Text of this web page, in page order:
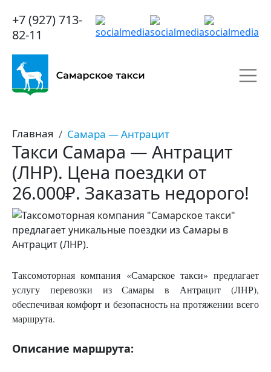
+7 (927) 713-
82-11
Главная Самара — Антрацит
Такси Самара — Антрацит
(ЛНР). Цена поездки от
26.000₽. Заказать недорого!
Таксомоторная компания «Самарское такси» предлагает
услугу перевозки из Самары в Антрацит (ЛНР),
обеспечивая комфорт и безопасность на протяжении всего
маршрута.
Описание маршрута: